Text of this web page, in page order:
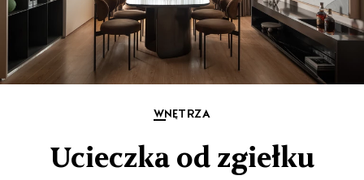
WNĘTRZA
Ucieczka od zgiełku